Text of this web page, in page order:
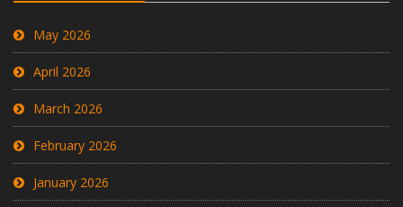
May 2026
April 2026
March 2026
February 2026
January 2026